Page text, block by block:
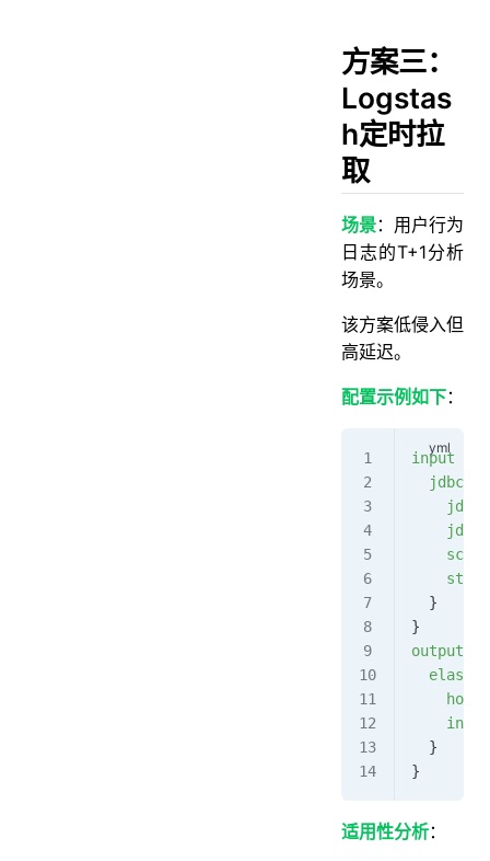
方案三：
Logstas
h定时拉
取
场景：用户行为
日志的T+1分析
场景。
该方案低侵入但
高延迟。
配置示例如下：
input {
  jdbc {
  }
}
output {
  }
}
适用性分析：